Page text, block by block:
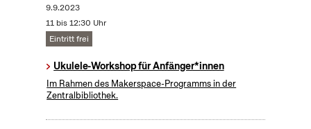
9.9.2023
11 bis 12:30 Uhr
Eintritt frei
Ukulele-Workshop für Anfänger*innen
Im Rahmen des Makerspace-Programms in der
Zentralbibliothek.